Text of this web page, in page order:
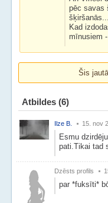
pēc savas
šķiršanās...
Kad
mīnusiem
Šis
Atbildes (6)
Ilze B. 15. nov
Esmu
pati.Tikai tad
Dzēsts profils
par *fuksīti*